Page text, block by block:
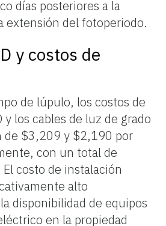
días posteriores a la
extensión del fotoperiodo.
y costos de
de lúpulo, los costos de
y los cables de luz de grado
de $3,209 y $2,190 por
con un total de
costo de instalación
alto
disponibilidad de equipos
en la propiedad